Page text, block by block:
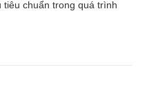
chuẩn trong quá trình